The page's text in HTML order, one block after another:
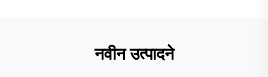
नवीन उत्पादने